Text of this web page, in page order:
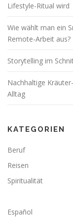
Lifestyle-Ritual wird
Wie wählt man ein
Remote-Arbeit aus?
Storytelling im
Nachhaltige
Alltag
KATEGORIEN
Beruf
Reisen
Spiritualität
Español